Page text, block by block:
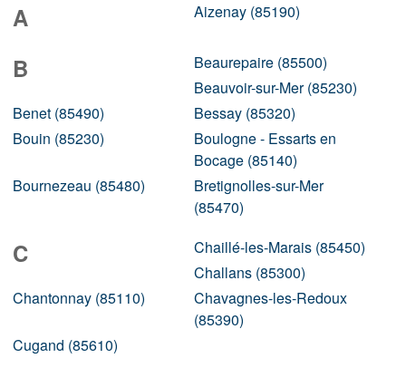
A Aizenay (85190)
B
Beaurepaire (85500)
Beauvoir-sur-Mer (85230)
Benet (85490)
Bessay (85320)
Bouin (85230)
Boulogne - Essarts en
Bocage (85140)
Bournezeau (85480)
Bretignolles-sur-Mer
(85470)
C
Chaillé-les-Marais (85450)
Challans (85300)
Chantonnay (85110)
Chavagnes-les-Redoux
(85390)
Cugand (85610)